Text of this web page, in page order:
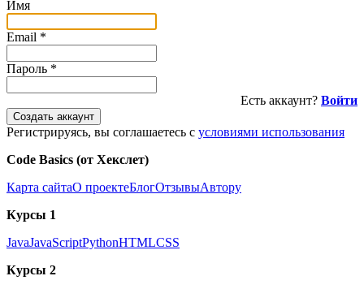
Имя
Email *
Пароль *
Есть аккаунт? Войти
Создать аккаунт
Регистрируясь, вы соглашаетесь с условиями использования
Code Basics (от Хекслет)
Карта сайтаО проектеБлогОтзывыАвтору
Курсы 1
JavaJavaScriptPythonHTMLCSS
Курсы 2